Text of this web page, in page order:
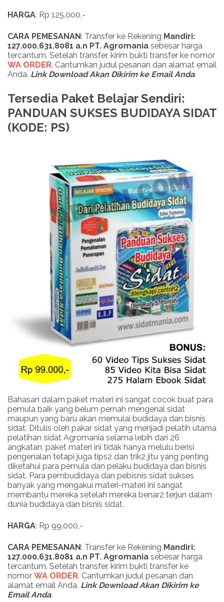
HARGA: Rp 125.000,-
CARA PEMESANAN: Transfer ke Rekening Mandiri:
127.000.631.8081 a.n PT. Agromania sebesar harga
tercantum. Setelah transfer, kirim bukti transfer ke nomor
WA ORDER. Cantumkan judul pesanan dan alamat email
Anda. Link Download Akan Dikirim ke Email Anda.
Tersedia Paket Belajar Sendiri:
PANDUAN SUKSES BUDIDAYA SIDAT
(KODE: PS)
Bahasan dalam paket materi ini sangat cocok buat para
pemula baik yang belum pernah mengenal sidat
maupun yang baru akan memulai budidaya dan bisnis
sidat. Ditulis oleh pakar sidat yang menjadi pelatih utama
pelatihan sidat Agromania selama lebih dari 26
angkatan, paket materi ini tidak hanya melulu berisi
pengenalan tetapi juga tips2 dan trik2 jitu yang penting
diketahui para pemula dan pelaku budidaya dan bisnis
sidat. Para pembudidaya dan pebisnis sidat sukses
banyak yang mengakui materi-materi ini sangat
membantu mereka setelah mereka benar2 terjun dalam
dunia budidaya dan bisnis sidat.
HARGA: Rp 99.000,-
CARA PEMESANAN: Transfer ke Rekening Mandiri:
127.000.631.8081 a.n PT. Agromania sebesar harga
tercantum. Setelah transfer, kirim bukti transfer ke
nomor WA ORDER. Cantumkan judul pesanan dan
alamat email Anda. LinkDownloadAkan Dikirim ke
Email Anda.